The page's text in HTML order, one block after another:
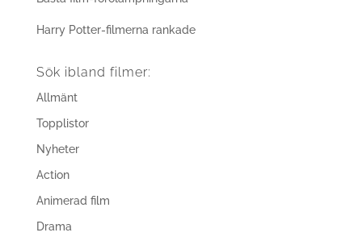
Harry Potter-filmerna rankade
Sök ibland filmer:
Allmänt
Topplistor
Nyheter
Action
Animerad film
Drama